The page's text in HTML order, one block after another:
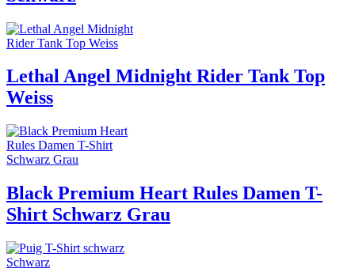
Lethal Angel Midnight Rider Tank Top
Weiss
Black Premium Heart Rules Damen T-
Shirt Schwarz Grau